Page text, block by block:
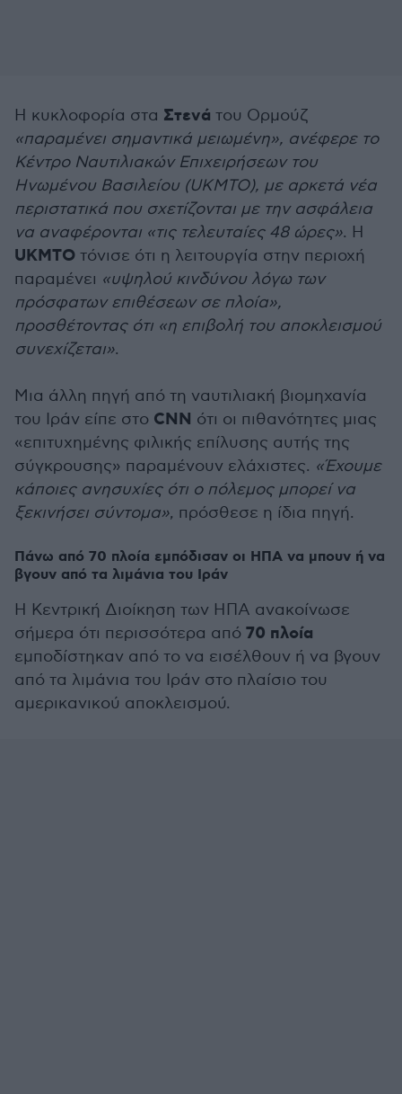
Η κυκλοφορία στα Στενά του Ορμούζ
«παραμένει σημαντικά μειωμένη», ανέφερε το
Κέντρο Ναυτιλιακών Επιχειρήσεων του
Ηνωμένου Βασιλείου (UKMTO), με αρκετά νέα
περιστατικά που σχετίζονται με την ασφάλεια
να αναφέρονται «τις τελευταίες 48 ώρες». Η
UKMTO τόνισε ότι η λειτουργία στην περιοχή
παραμένει «υψηλού κινδύνου λόγω των
πρόσφατων επιθέσεων σε πλοία»,
προσθέτοντας ότι «η επιβολή του αποκλεισμού
συνεχίζεται».
Μια άλλη πηγή από τη ναυτιλιακή βιομηχανία
του Ιράν είπε στο CNN ότι οι πιθανότητες μιας
«επιτυχημένης φιλικής επίλυσης αυτής της
σύγκρουσης» παραμένουν ελάχιστες. «Έχουμε
κάποιες ανησυχίες ότι ο πόλεμος μπορεί να
ξεκινήσει σύντομα», πρόσθεσε η ίδια πηγή.
Πάνω από 70 πλοία εμπόδισαν οι ΗΠΑ να μπουν ή να
βγουν από τα λιμάνια του Ιράν
Η Κεντρική Διοίκηση των ΗΠΑ ανακοίνωσε
σήμερα ότι περισσότερα από 70 πλοία
εμποδίστηκαν από το να εισέλθουν ή να βγουν
από τα λιμάνια του Ιράν στο πλαίσιο του
αμερικανικού αποκλεισμού.